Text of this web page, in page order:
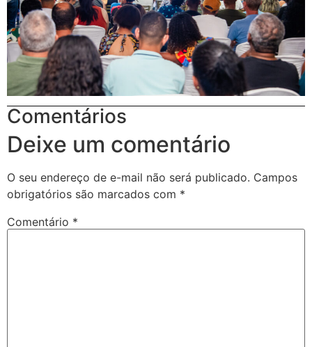
Comentários
Deixe um comentário
O seu endereço de e-mail não será publicado. Campos
obrigatórios são marcados com *
Comentário *